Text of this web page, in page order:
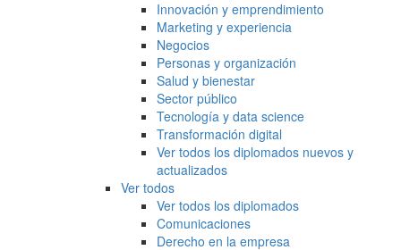
Innovación y emprendimiento
Marketing y experiencia
Negocios
Personas y organización
Salud y bienestar
Sector público
Tecnología y data science
Transformación digital
Ver todos los diplomados nuevos y
actualizados
Ver todos
Ver todos los diplomados
Comunicaciones
Derecho en la empresa